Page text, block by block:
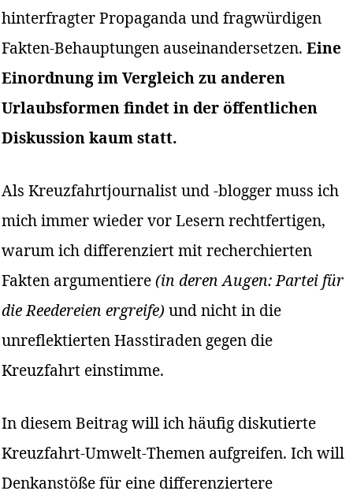
hinterfragter Propaganda und fragwürdigen
Fakten-Behauptungen auseinandersetzen.Eine
Einordnung im Vergleich zu anderen
Urlaubsformen findet in der öffentlichen
Diskussion kaum statt.
Als Kreuzfahrtjournalist und -blogger muss ich
mich immer wieder vor Lesern rechtfertigen,
warum ich differenziert mit recherchierten
Fakten argumentiere(in deren Augen: Partei für
die Reedereien ergreife) und nicht in die
unreflektierten Hasstiraden gegen die
Kreuzfahrt einstimme.
In diesem Beitrag will ich häufig diskutierte
Kreuzfahrt-Umwelt-Themen aufgreifen. Ich will
Denkanstöße für eine differenziertere